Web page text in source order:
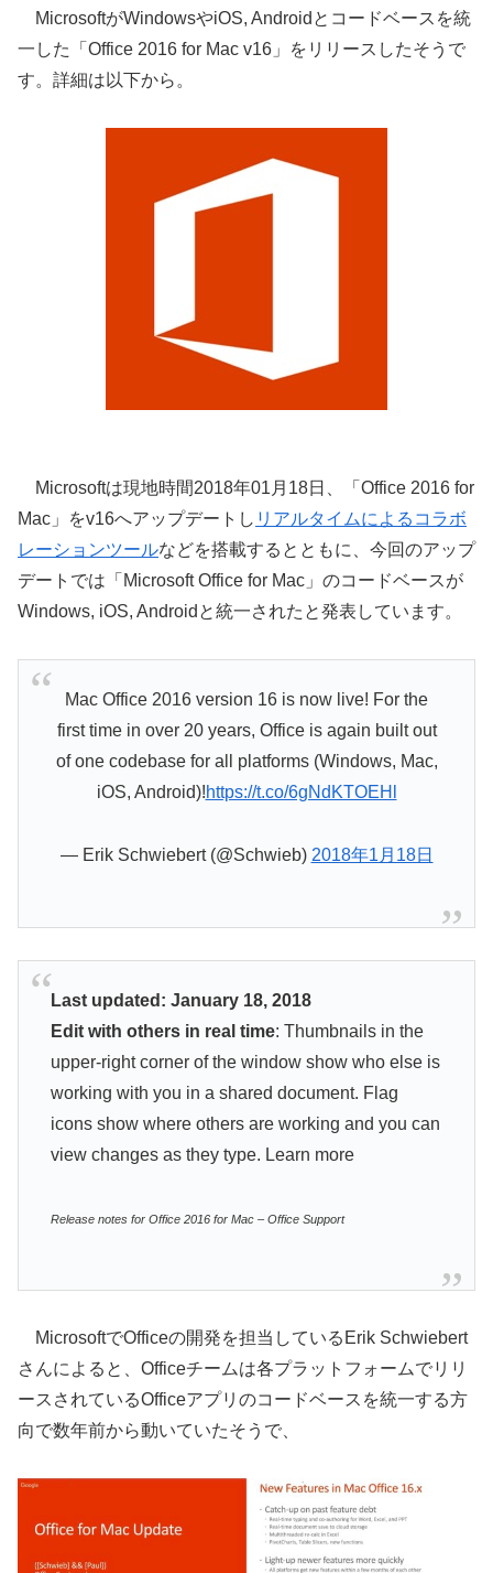
MicrosoftがWindowsやiOS, Androidとコードベースを統
一した「Office 2016 for Mac v16」をリリースしたそうで
す。詳細は以下から。
Microsoftは現地時間2018年01月18日、「Office 2016 for
Mac」をv16へアップデートし リアルタイムによるコラボ
レーションツールなどを搭載するとともに、今回のアップ
デートでは「Microsoft Office for Mac」のコードベースが
Windows, iOS, Androidと統一されたと発表しています。
Mac Office 2016 version 16 is now live! For the
first time in over 20 years, Office is again built out
of one codebase for all platforms (Windows, Mac,
iOS, Android)!https://t.co/6gNdKTOEHl
— Erik Schwiebert (@Schwieb) 2018年1月18日
Last updated: January 18, 2018
Edit with others in real time: Thumbnails in the
upper-right corner of the window show who else is
working with you in a shared document. Flag
icons show where others are working and you can
view changes as they type. Learn more
Release notes for Office 2016 for Mac – Office Support
MicrosoftでOfficeの開発を担当しているErik Schwiebert
さんによると、Officeチームは各プラットフォームでリリ
ースされているOfficeアプリのコードベースを統一する方
向で数年前から動いていたそうで、